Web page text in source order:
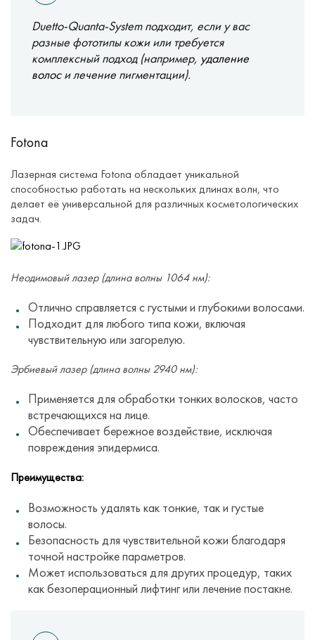
Duetto-Quanta-System подходит, если у вас
разные фототипы кожи или требуется
комплексный подход (например, удаление
волоси лечение пигментации).
Fotona
Лазерная система Fotona обладает уникальной
способностью работать на нескольких длинах волн, что
делает её универсальной для различных косметологических
задач.
Неодимовый лазер (длина волны 1064 нм):
Отлично справляется с густыми и глубокими волосами.
Подходит для любого типа кожи, включая
чувствительную или загорелую.
Эрбиевый лазер (длина волны 2940 нм):
Применяется для обработки тонких волосков, часто
встречающихся на лице.
Обеспечивает бережное воздействие, исключая
повреждения эпидермиса.
Преимущества:
Возможность удалять как тонкие, так и густые
волосы.
Безопасность для чувствительной кожи благодаря
точной настройке параметров.
Может использоваться для других процедур, таких
как безоперационный лифтинг или лечение постакне.